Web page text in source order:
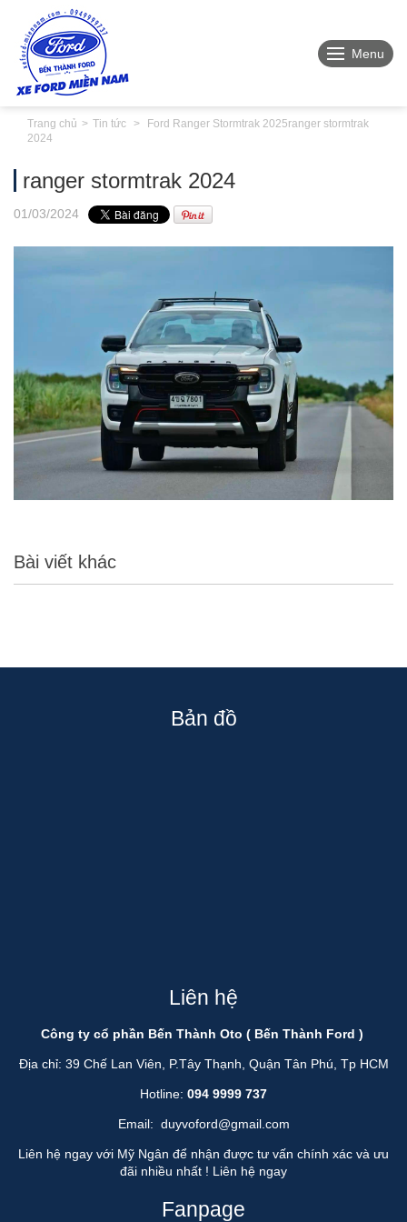
Menu
Trang chủ Tin tức Ford Ranger Stormtrak 2025ranger stormtrak
2024
ranger stormtrak 2024
01/03/2024
Bài viết khác
Bản đồ
Liên hệ
Công ty cổ phần Bến Thành Oto ( Bến Thành Ford )
Địa chỉ: 39 Chế Lan Viên, P.Tây Thạnh, Quận Tân Phú, Tp HCM
Hotline: 094 9999 737
Email: duyvoford@gmail.com
Liên hệ ngay với Mỹ Ngân để nhận được tư vấn chính xác và ưu
đãi nhiều nhất ! Liên hệ ngay
Fanpage